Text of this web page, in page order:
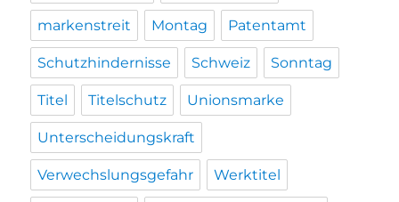
markenstreit Montag Patentamt
Schutzhindernisse Schweiz Sonntag
Titel Titelschutz Unionsmarke
Unterscheidungskraft
Verwechslungsgefahr Werktitel